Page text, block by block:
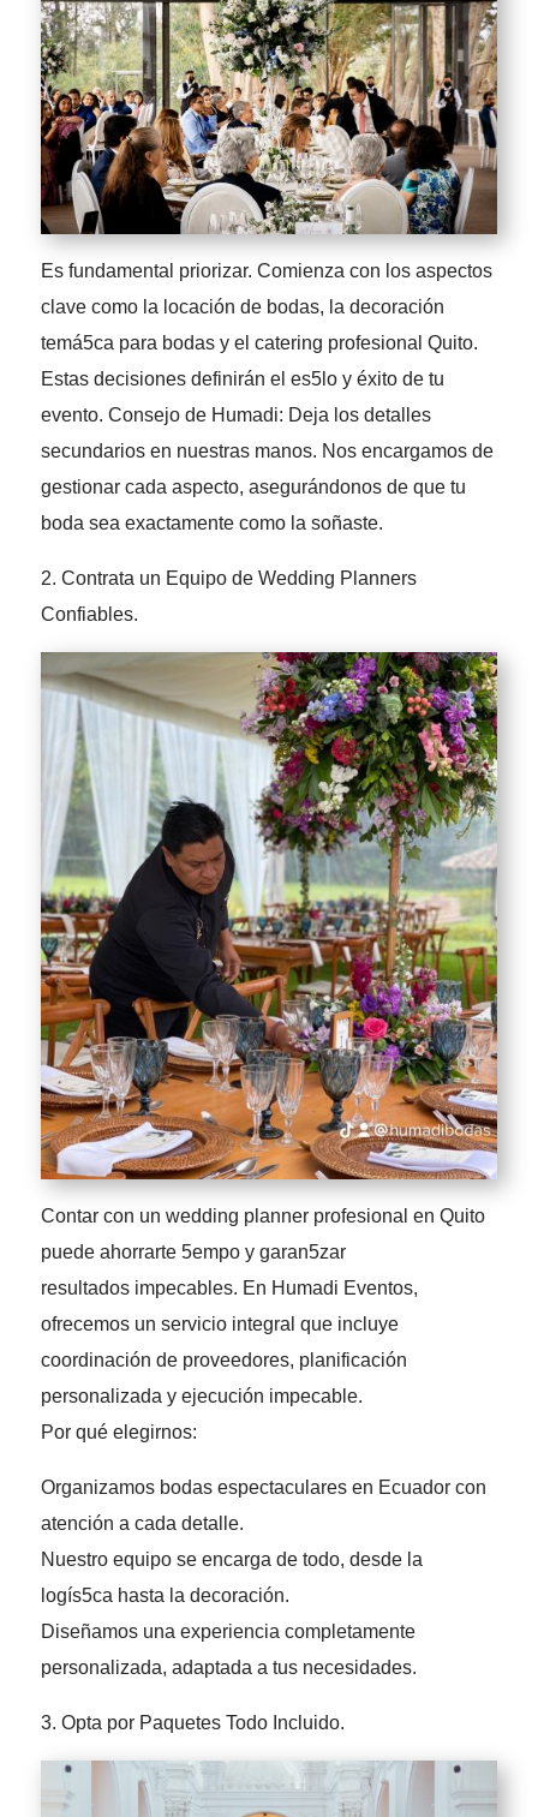
Es fundamental priorizar. Comienza con los aspectos
clave como la locación de bodas, la decoración
temá5ca para bodas y el catering profesional Quito.
Estas decisiones definirán el es5lo y éxito de tu
evento. Consejo de Humadi: Deja los detalles
secundarios en nuestras manos. Nos encargamos de
gestionar cada aspecto, asegurándonos de que tu
boda sea exactamente como la soñaste.
2. Contrata un Equipo de Wedding Planners
Confiables.
Contar con un wedding planner profesional en Quito
puede ahorrarte 5empo y garan5zar
resultados impecables. En Humadi Eventos,
ofrecemos un servicio integral que incluye
coordinación de proveedores, planificación
personalizada y ejecución impecable.
Por qué elegirnos:
Organizamos bodas espectaculares en Ecuador con
atención a cada detalle.
Nuestro equipo se encarga de todo, desde la
logís5ca hasta la decoración.
Diseñamos una experiencia completamente
personalizada, adaptada a tus necesidades.
3. Opta por Paquetes Todo Incluido.